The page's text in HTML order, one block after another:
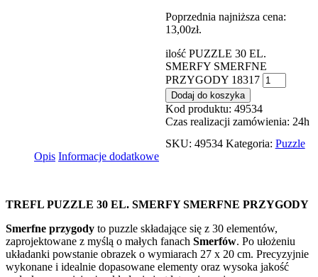
Poprzednia najniższa cena:
13,00zł.
ilość PUZZLE 30 EL.
SMERFY SMERFNE
PRZYGODY 18317
Dodaj do koszyka
Kod produktu: 49534
Czas realizacji zamówienia: 24h
SKU: 49534 Kategoria: Puzzle
Opis Informacje dodatkowe
TREFL PUZZLE 30 EL. SMERFY SMERFNE PRZYGODY
Smerfne przygody to puzzle składające się z 30 elementów,
zaprojektowane z myślą o małych fanach Smerfów. Po ułożeniu
układanki powstanie obrazek o wymiarach 27 x 20 cm. Precyzyjnie
wykonane i idealnie dopasowane elementy oraz wysoka jakość